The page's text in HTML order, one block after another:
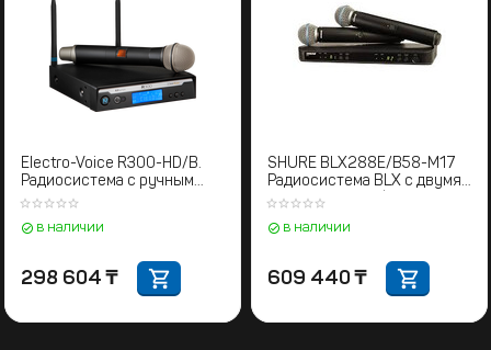
Electro-Voice R300-HD/B.
Радиосистема с ручным
передатчиком
в наличии
298 604 ₸
SHURE BLX288E/B58-M17
Радиосистема BLX с двумя
ручными микрофонами
в наличии
609 440 ₸